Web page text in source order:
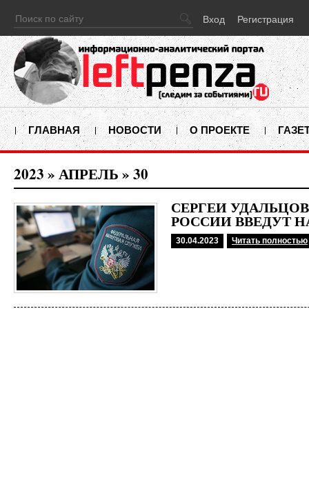
Вход Регистрация
ГЛАВНАЯ НОВОСТИ О ПРОЕКТЕ
2023 » АПРЕЛЬ » 30
СЕРГЕЙ
РОССИИ ВВЕДУТ
30.04.2023 Читать полностью